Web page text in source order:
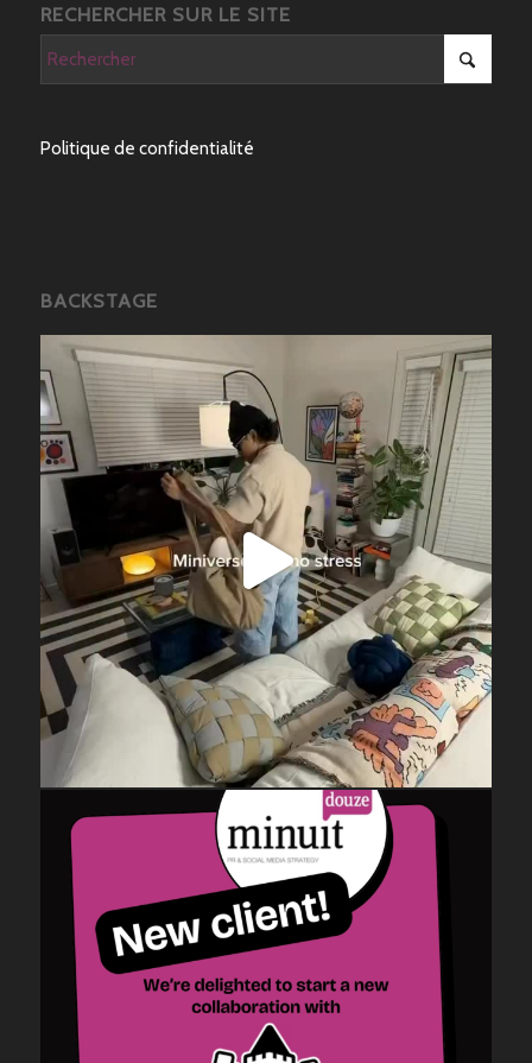
RECHERCHER SUR LE SITE
Politique de confidentialité
BACKSTAGE